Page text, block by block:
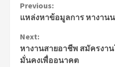
Continue
Reading
Previous:
แหล่งหาข้อมูลการ หางาน
Next:
หางานสายอาชีพ สมัครงา
มั่นคงเพื่ออนาคต